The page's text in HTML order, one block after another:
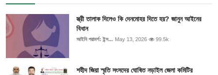
স্ত্রী তালাক দিলেও কি দেনমোহর দিতে হয়? জানুন আইনের
বিধান
আইনি পরামর্শ: ইন্স... May 13, 2026 99.5k
শহীদ জিয়া স্মৃতি সংসদের ঘোষিত নড়াইল জেলা কমিটির